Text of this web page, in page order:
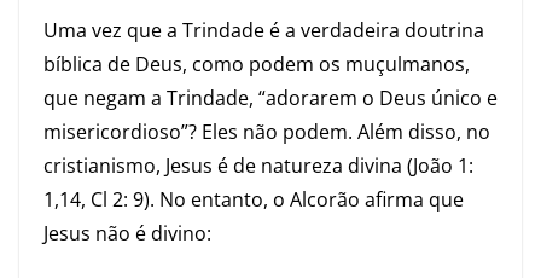
Uma vez que a Trindade é a verdadeira doutrina
bíblica de Deus, como podem os muçulmanos,
que negam a Trindade, “adorarem o Deus único e
misericordioso”? Eles não podem. Além disso, no
cristianismo, Jesus é de natureza divina (João 1:
1,14, Cl 2: 9). No entanto, o Alcorão afirma que
Jesus não é divino: